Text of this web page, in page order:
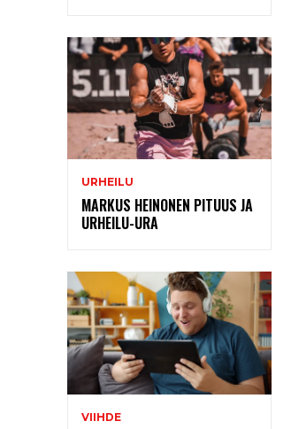
URHEILU
MARKUS HEINONEN PITUUS JA
URHEILU-URA
VIIHDE